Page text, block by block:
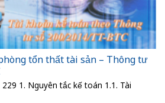
tổn thất tài sản – Thông tư
1. Nguyên tắc kế toán 1.1. Tài